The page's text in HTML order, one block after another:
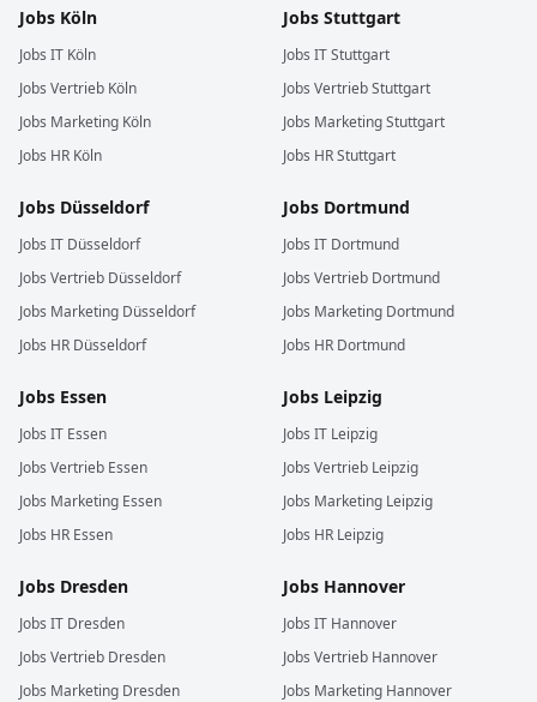
Jobs Köln
Jobs IT Köln
Jobs Vertrieb Köln
Jobs Marketing Köln
Jobs HR Köln
Jobs Stuttgart
Jobs ITStuttgart
Jobs VertriebStuttgart
Jobs MarketingStuttgart
Jobs HRStuttgart
Jobs Düsseldorf
Jobs IT Düsseldorf
Jobs Vertrieb Düsseldorf
Jobs Marketing Düsseldorf
Jobs HR Düsseldorf
Jobs Dortmund
Jobs IT Dortmund
Jobs Vertrieb Dortmund
Jobs Marketing Dortmund
Jobs HR Dortmund
Jobs Essen
Jobs IT Essen
Jobs Vertrieb Essen
Jobs Marketing Essen
Jobs HR Essen
Jobs Leipzig
Jobs IT Leipzig
Jobs Vertrieb Leipzig
Jobs Marketing Leipzig
Jobs HR Leipzig
Jobs Dresden
Jobs IT Dresden
Jobs Vertrieb Dresden
Jobs Marketing Dresden
Jobs Hannover
Jobs IT Hannover
Jobs Vertrieb Hannover
Jobs Marketing Hannover